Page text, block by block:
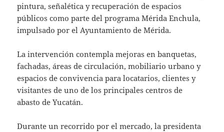
pintura, señalética y recuperación de espacios
públicos como parte del programa Mérida Enchula,
impulsado por el Ayuntamiento de Mérida.
La intervención contempla mejoras en banquetas,
fachadas, áreas de circulación, mobiliario urbano y
espacios de convivencia para locatarios, clientes y
visitantes de uno de los principales centros de
abasto de Yucatán.
Durante un recorrido por el mercado, la presidenta